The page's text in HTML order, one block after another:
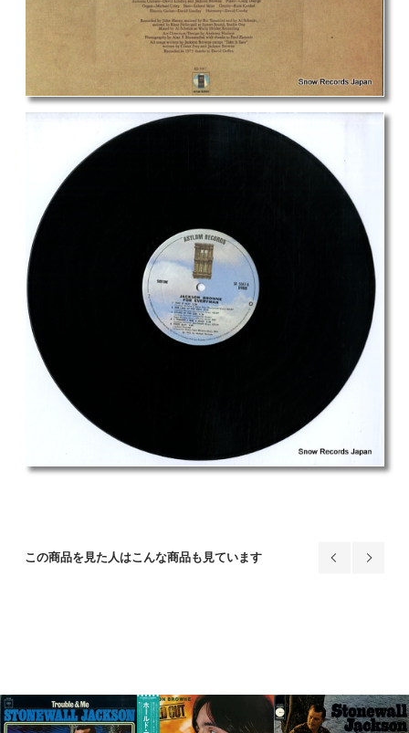
この商品を見た人はこんな商品も見ています